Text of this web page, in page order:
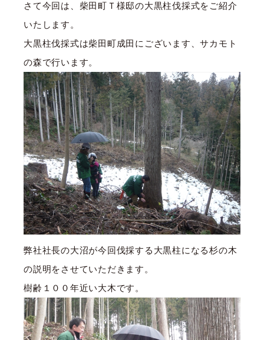
さて今回は、柴田町Ｔ様邸の大黒柱伐採式をご紹介
いたします。
大黒柱伐採式は柴田町成田にございます、サカモト
の森で行います。
弊社社長の大沼が今回伐採する大黒柱になる杉の木
の説明をさせていただきます。
樹齢１００年近い大木です。